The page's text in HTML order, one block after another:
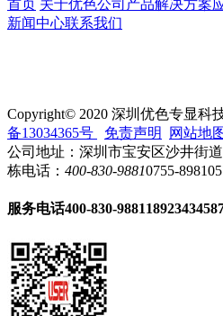
首页 关于优色公司产品解决方案
新闻中心联系我们
Copyright© 2020 深圳优色专显科
备13034365号
免责声明
网站地
公司地址：深圳市宝安区沙井街
栋电话： 400-830-98810755-
服务电话400-830-9881